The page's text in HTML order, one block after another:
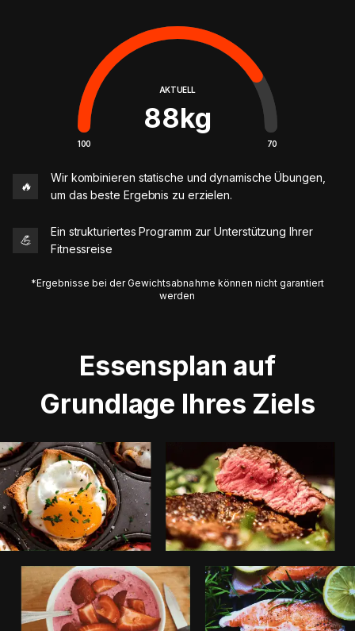
AKTUELL
88kg
100 70
🔥
Wir kombinieren statische und dynamische Übungen,
um das beste Ergebnis zu erzielen.
💪
Ein strukturiertes Programm zur Unterstützung Ihrer
Fitnessreise
*Ergebnisse bei der Gewichtsabnahme können nicht garantiert
werden
Essensplan auf
Grundlage Ihres Ziels